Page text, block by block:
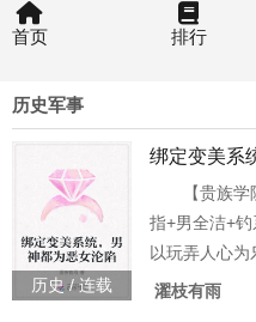
首页 排行
历史军事
历史 / 连载
绑定变美系
【贵族
指+男全洁+钓
以玩弄人心为
迷文里的炮
濯枝有雨